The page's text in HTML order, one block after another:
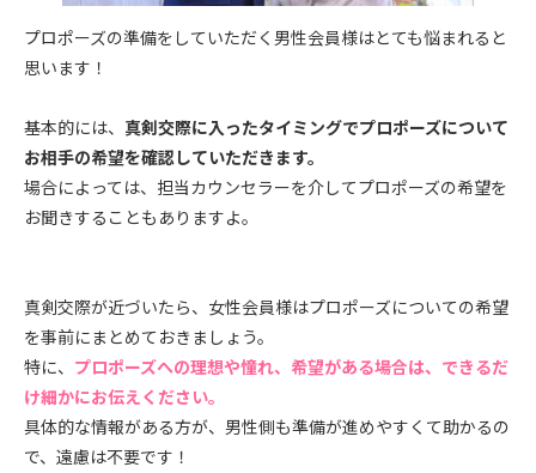
プロポーズの準備をしていただく男性会員様はとても悩まれると
思います！
基本的には、 真剣交際に入ったタイミングでプロポーズについて
お相手の希望を確認していただきます。
場合によっては、担当カウンセラーを介してプロポーズの希望を
お聞きすることもありますよ。
真剣交際が近づいたら、女性会員様はプロポーズについての希望
を事前にまとめておきましょう。
特に、 プロポーズへの理想や憧れ、希望がある場合は、できるだ
け細かにお伝えください。
具体的な情報がある方が、男性側も準備が進めやすくて助かるの
で、遠慮は不要です！